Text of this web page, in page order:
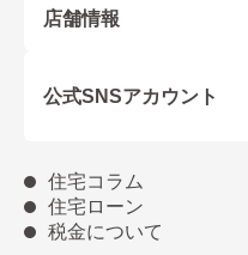
店舗情報
公式SNSアカウント
住宅コラム
住宅ローン
税金について